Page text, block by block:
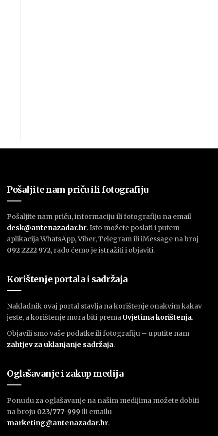
Pošaljite nam priču ili fotografiju
Pošaljite nam priču, informaciju ili fotografiju na email
desk@antenazadar.hr. Isto možete poslati i putem
aplikacija WhatsApp, Viber, Telegram ili iMessage na broj
092 2222 972, rado ćemo je istražiti i objaviti.
Korištenje portala i sadržaja
Nakladnik ovaj portal stavlja na korištenje onakvim kakav
jeste, a korištenje mora biti premaUvjetima korištenja.
Objavili smo vaše podatke ili fotografiju – uputite nam
zahtjev za uklanjanje sadržaja.
Oglašavanje i zakup medija
Ponudu za oglašavanje na našim medijima možete dobiti
na broju 023/777-999 ili emailu
marketing@antenazadar.hr.